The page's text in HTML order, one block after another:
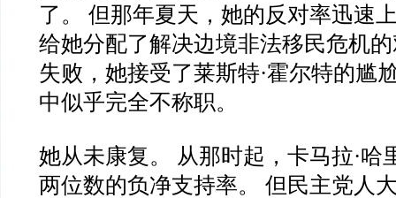
了。 但那年夏天，她的反对率迅速
给她分配了解决边境非法移民危机
失败，她接受了莱斯特·霍尔特的尴
中似乎完全不称职。
她从未康复。 从那时起，卡马拉·哈
两位数的负净支持率。 但民主党人